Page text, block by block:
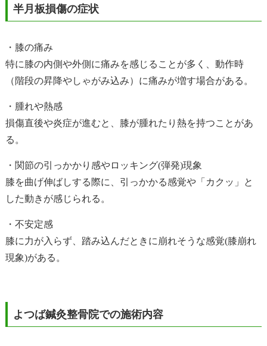
半月板損傷の症状
・膝の痛み
特に膝の内側や外側に痛みを感じることが多く、動作時
（階段の昇降やしゃがみ込み）に痛みが増す場合がある。
・腫れや熱感
損傷直後や炎症が進むと、膝が腫れたり熱を持つことがあ
る。
・関節の引っかかり感やロッキング(弾発)現象
膝を曲げ伸ばしする際に、引っかかる感覚や「カクッ」と
した動きが感じられる。
・不安定感
膝に力が入らず、踏み込んだときに崩れそうな感覚(膝崩れ
現象)がある。
よつば鍼灸整骨院での施術内容